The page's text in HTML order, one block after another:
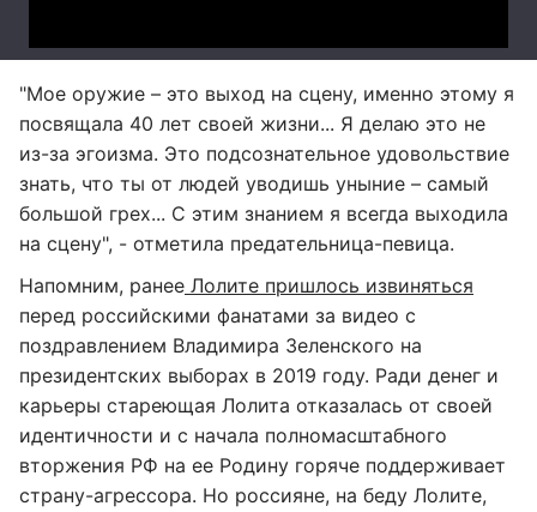
"Мое оружие – это выход на сцену, именно этому я
посвящала 40 лет своей жизни... Я делаю это не
из-за эгоизма. Это подсознательное удовольствие
знать, что ты от людей уводишь уныние – самый
большой грех... С этим знанием я всегда выходила
на сцену", - отметила предательница-певица.
Напомним, ранее Лолите пришлось извиняться
перед российскими фанатами за видео с
поздравлением Владимира Зеленского на
президентских выборах в 2019 году. Ради денег и
карьеры стареющая Лолита отказалась от своей
идентичности и с начала полномасштабного
вторжения РФ на ее Родину горяче поддерживает
страну-агрессора. Но россияне, на беду Лолите,